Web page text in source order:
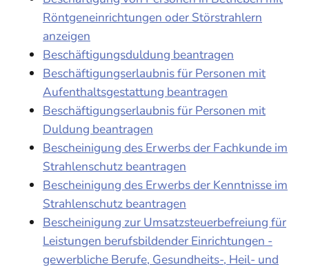
Röntgeneinrichtungen oder Störstrahlern
anzeigen
Beschäftigungsduldung beantragen
Beschäftigungserlaubnis für Personen mit
Aufenthaltsgestattung beantragen
Beschäftigungserlaubnis für Personen mit
Duldung beantragen
Bescheinigung des Erwerbs der Fachkunde im
Strahlenschutz beantragen
Bescheinigung des Erwerbs der Kenntnisse im
Strahlenschutz beantragen
Bescheinigung zur Umsatzsteuerbefreiung für
Leistungen berufsbildender Einrichtungen -
gewerbliche Berufe, Gesundheits-, Heil- und